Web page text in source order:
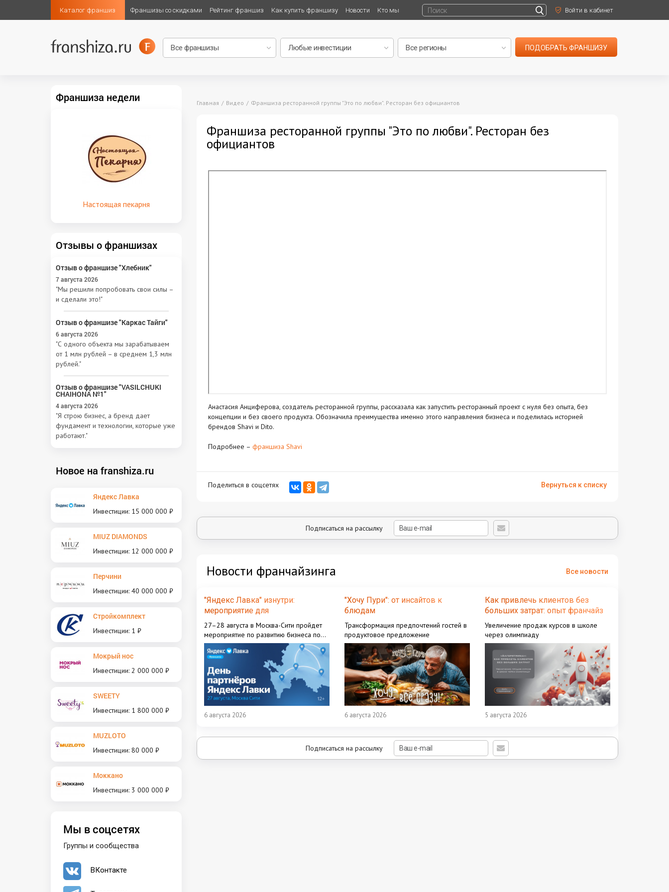
Каталог франшиз Франшизы со скидками Рейтинг франшиз Как купить франшизу Новости Кто мы Войти в кабинет
ПОДОБРАТЬ ФРАНШИЗУ
Главная Видео Франшиза ресторанной группы "Это по любви". Ресторан без официантов
Франшиза ресторанной группы "Это по любви". Ресторан без
официантов
Анастасия Анциферова, создатель ресторанной группы, рассказала как запустить ресторанный проект с нуля без опыта, без
концепции и без своего продукта. Обозначила преимущества именно этого направления бизнеса и поделилась историей
брендов Shavi и Dito.
Подробнее – франшиза Shavi
Поделиться в соцсетях Вернуться к списку
Подписаться на рассылку
Все новости
Новости франчайзинга
"Яндекс Лавка" изнутри:
мероприятие для
предпринимателей
27–28 августа в Москва-Сити пройдет
мероприятие по развитию бизнеса по
франшизе
6 августа 2026
"Хочу Пури": от инсайтов к
блюдам
Трансформация предпочтений гостей в
продуктовое предложение
6 августа 2026
Как привлечь клиентов без
больших затрат: опыт франчайзи
"Алгоритмика"
Увеличение продаж курсов в школе
через олимпиаду
5 августа 2026
Подписаться на рассылку
Франшиза недели
Настоящая пекарня
Отзывы о франшизах
Отзыв о франшизе "Хлебник"
7 августа 2026
"Мы решили попробовать свои силы –
и сделали это!"
Отзыв о франшизе "Каркас Тайги"
6 августа 2026
"С одного объекта мы зарабатываем
от 1 млн рублей – в среднем 1,3 млн
рублей."
Отзыв о франшизе "VASILCHUKI
CHAIHONA №1"
4 августа 2026
"Я строю бизнес, а бренд дает
фундамент и технологии, которые уже
работают."
Новое на franshiza.ru
Яндекс Лавка
Инвестиции: 15 000 000 ₽
MIUZ DIAMONDS
Инвестиции: 12 000 000 ₽
Перчини
Инвестиции: 40 000 000 ₽
Стройкомплект
Инвестиции: 1 ₽
Мокрый нос
Инвестиции: 2 000 000 ₽
SWEETY
Инвестиции: 1 800 000 ₽
MUZLOTO
Инвестиции: 80 000 ₽
Моккано
Инвестиции: 3 000 000 ₽
Мы в соцсетях
Группы и сообщества
ВКонтакте